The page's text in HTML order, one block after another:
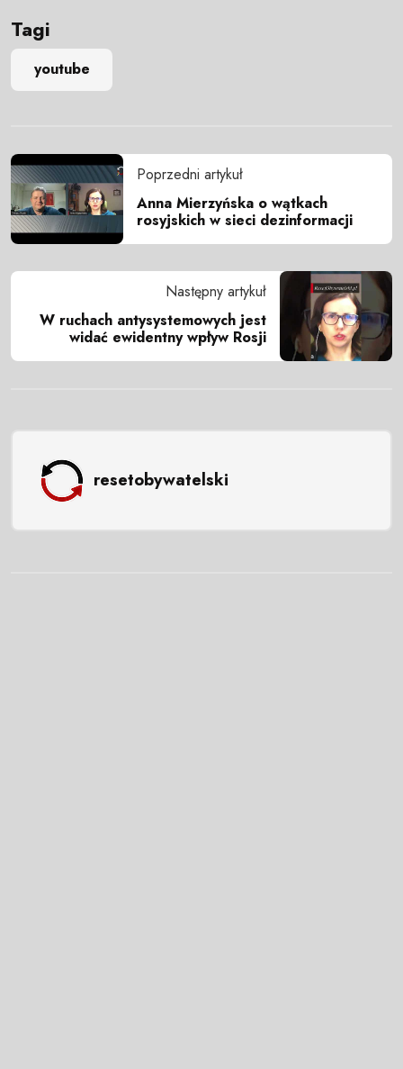
Tagi
youtube
Poprzedni artykuł
Anna Mierzyńska o wątkach
rosyjskich w sieci dezinformacji
Następny artykuł
W ruchach antysystemowych jest
widać ewidentny wpływ Rosji
resetobywatelski